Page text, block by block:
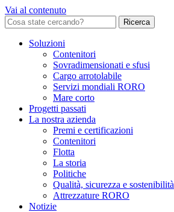
Vai al contenuto
Ricerca
Soluzioni
Contenitori
Sovradimensionati e sfusi
Cargo arrotolabile
Servizi mondiali RORO
Mare corto
Progetti passati
La nostra azienda
Premi e certificazioni
Contenitori
Flotta
La storia
Politiche
Qualità, sicurezza e sostenibilità
Attrezzature RORO
Notizie